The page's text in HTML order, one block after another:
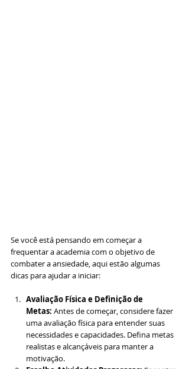
Se você está pensando em começar a
frequentar a academia com o objetivo de
combater a ansiedade, aqui estão algumas
dicas para ajudar a iniciar:
Avaliação Física e Definição de
Metas: Antes de começar, considere fazer
uma avaliação física para entender suas
necessidades e capacidades. Defina metas
realistas e alcançáveis para manter a
motivação.